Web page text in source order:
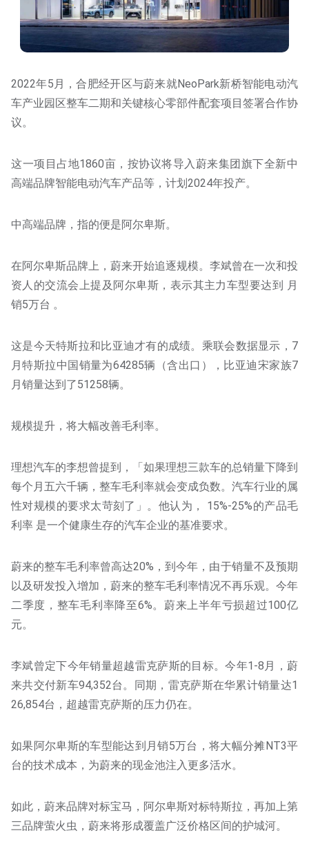
2022年5月，合肥经开区与蔚来就NeoPark新桥智能电动汽
车产业园区整车二期和关键核心零部件配套项目签署合作协
议。
这一项目占地1860亩，按协议将导入蔚来集团旗下全新中
高端品牌智能电动汽车产品等，计划2024年投产。
中高端品牌，指的便是阿尔卑斯。
在阿尔卑斯品牌上，蔚来开始追逐规模。李斌曾在一次和投
资人的交流会上提及阿尔卑斯，表示其主力车型要达到 月
销5万台 。
这是今天特斯拉和比亚迪才有的成绩。乘联会数据显示，7
月特斯拉中国销量为64285辆（含出口），比亚迪宋家族7
月销量达到了51258辆。
规模提升，将大幅改善毛利率。
理想汽车的李想曾提到，「如果理想三款车的总销量下降到
每个月五六千辆，整车毛利率就会变成负数。汽车行业的属
性对规模的要求太苛刻了」。他认为， 15%-25%的产品毛
利率 是一个健康生存的汽车企业的基准要求。
蔚来的整车毛利率曾高达20%，到今年，由于销量不及预期
以及研发投入增加，蔚来的整车毛利率情况不再乐观。今年
二季度，整车毛利率降至6%。蔚来上半年亏损超过100亿
元。
李斌曾定下今年销量超越雷克萨斯的目标。今年1-8月，蔚
来共交付新车94,352台。同期，雷克萨斯在华累计销量达1
26,854台，超越雷克萨斯的压力仍在。
如果阿尔卑斯的车型能达到月销5万台，将大幅分摊NT3平
台的技术成本，为蔚来的现金池注入更多活水。
如此，蔚来品牌对标宝马，阿尔卑斯对标特斯拉，再加上第
三品牌萤火虫，蔚来将形成覆盖广泛价格区间的护城河。